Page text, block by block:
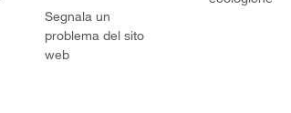
Segnala un
problema del sito
web